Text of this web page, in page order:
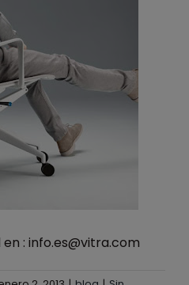
: info.es@vitra.com